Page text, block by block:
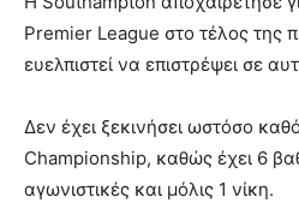
Premier League στο τέλος της
ευελπιστεί να επιστρέψει σε
Δεν έχει ξεκινήσει ωστόσο
Championship, καθώς έχει 6
αγωνιστικές και μόλις 1 νίκη.